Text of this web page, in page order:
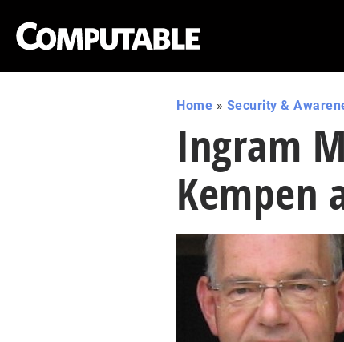
Home » Security &
Ingram
Kempen